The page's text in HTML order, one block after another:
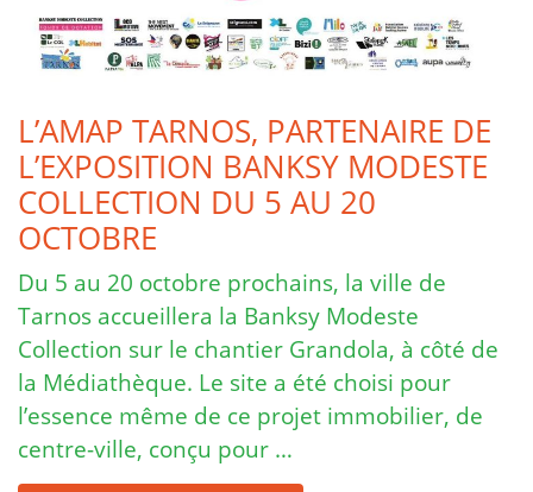
L’AMAP TARNOS, PARTENAIRE DE
L’EXPOSITION BANKSY MODESTE
COLLECTION DU 5 AU 20
OCTOBRE
Du 5 au 20 octobre prochains, la ville de
Tarnos accueillera la Banksy Modeste
Collection sur le chantier Grandola, à côté de
la Médiathèque. Le site a été choisi pour
l’essence même de ce projet immobilier, de
centre-ville, conçu pour …